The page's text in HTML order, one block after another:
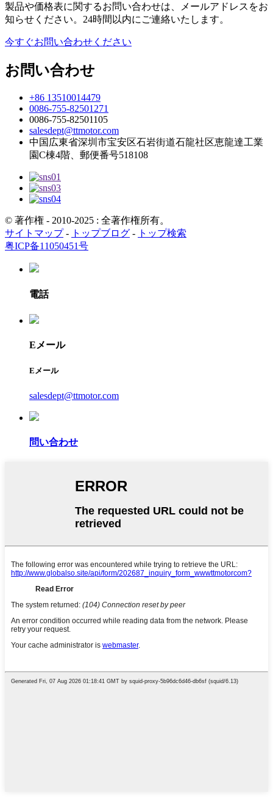
製品や価格表に関するお問い合わせは、メールアドレスをお
知らせください。24時間以内にご連絡いたします。
今すぐお問い合わせください
お問い合わせ
+86 13510014479
0086-755-82501271
0086-755-82501105
salesdept@ttmotor.com
中国広東省深圳市宝安区石岩街道石龍社区恵龍達工業
園C棟4階、郵便番号518108
© 著作権 - 2010-2025 : 全著作権所有。
サイトマップ- トップブログ - トップ検索
粤ICP备11050451号
電話
Eメール
Eメール
salesdept@ttmotor.com
問い合わせ